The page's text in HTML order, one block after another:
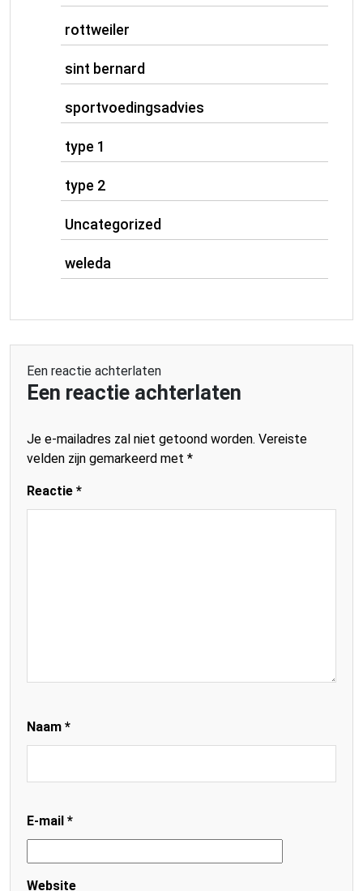
rottweiler
sint bernard
sportvoedingsadvies
type 1
type 2
Uncategorized
weleda
Een reactie achterlaten
Een reactie achterlaten
Je e-mailadres zal niet getoond worden. Vereiste
velden zijn gemarkeerd met *
Reactie *
Naam *
E-mail *
Website